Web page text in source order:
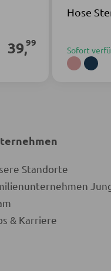
39,99
Hose
Sofort
Standorte
& Karriere